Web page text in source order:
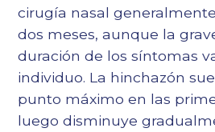
cirugía nasal
dos meses, aunque la
duración de los síntomas
individuo. La hinchazón
punto máximo en las
luego disminuye